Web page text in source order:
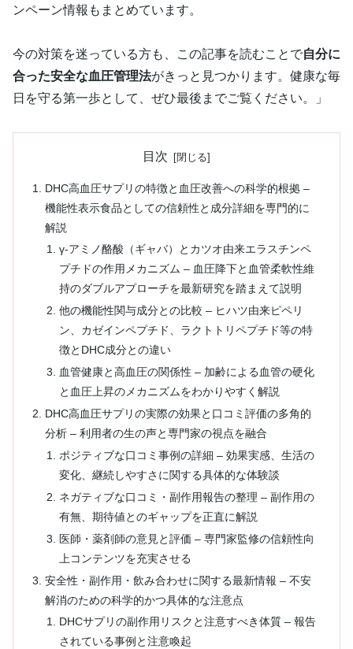
ンペーン情報もまとめています。
今の対策を迷っている方も、この記事を読むことで自分に
合った安全な血圧管理法がきっと見つかります。健康な毎
日を守る第一歩として、ぜひ最後までご覧ください。」
目次
DHC高血圧サプリの特徴と血圧改善への科学的根拠 –
機能性表示食品としての信頼性と成分詳細を専門的に
解説
γ-アミノ酪酸（ギャバ）とカツオ由来エラスチンペ
プチドの作用メカニズム – 血圧降下と血管柔軟性維
持のダブルアプローチを最新研究を踏まえて説明
他の機能性関与成分との比較 – ヒハツ由来ピペリ
ン、カゼインペプチド、ラクトトリペプチド等の特
徴とDHC成分との違い
血管健康と高血圧の関係性 – 加齢による血管の硬化
と血圧上昇のメカニズムをわかりやすく解説
DHC高血圧サプリの実際の効果と口コミ評価の多角的
分析 – 利用者の生の声と専門家の視点を融合
ポジティブな口コミ事例の詳細 – 効果実感、生活の
変化、継続しやすさに関する具体的な体験談
ネガティブな口コミ・副作用報告の整理 – 副作用の
有無、期待値とのギャップを正直に解説
医師・薬剤師の意見と評価 – 専門家監修の信頼性向
上コンテンツを充実させる
安全性・副作用・飲み合わせに関する最新情報 – 不安
解消のための科学的かつ具体的な注意点
DHCサプリの副作用リスクと注意すべき体質 – 報告
されている事例と注意喚起